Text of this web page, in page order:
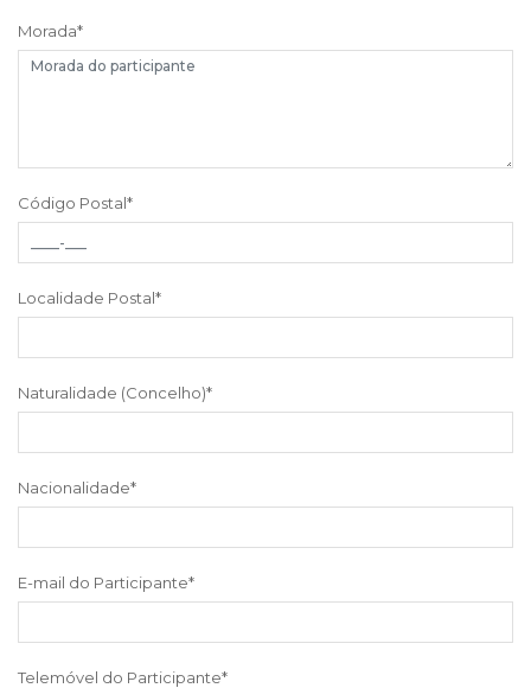
Morada*
Código Postal*
Localidade Postal*
Naturalidade (Concelho)*
Nacionalidade*
E-mail do Participante*
Telemóvel do Participante*